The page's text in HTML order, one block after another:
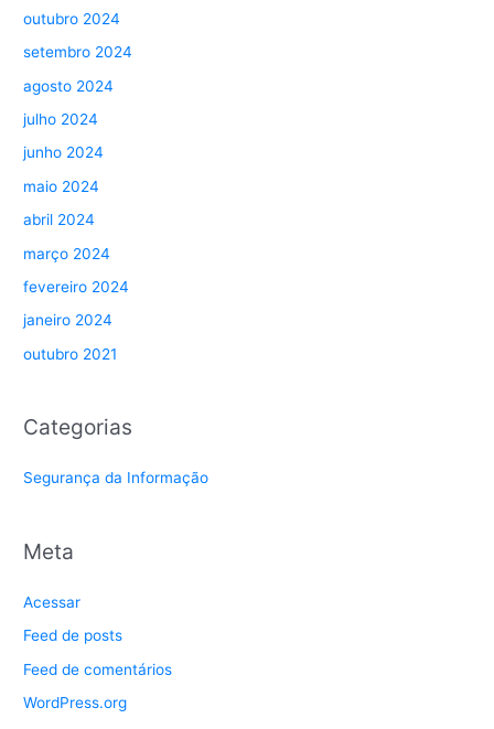
outubro 2024
setembro 2024
agosto 2024
julho 2024
junho 2024
maio 2024
abril 2024
março 2024
fevereiro 2024
janeiro 2024
outubro 2021
Categorias
Segurança da Informação
Meta
Acessar
Feed de posts
Feed de comentários
WordPress.org